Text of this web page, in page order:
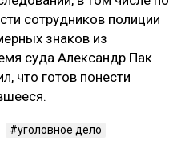
сотрудников полиции
знаков из
суда Александр Пак
что готов понести
уголовное дело